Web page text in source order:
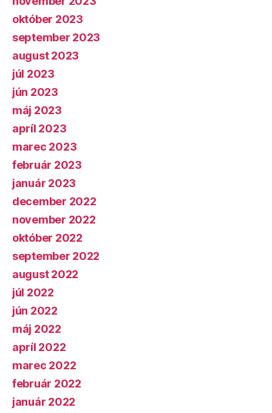
október 2023
september 2023
august 2023
júl 2023
jún 2023
máj 2023
apríl 2023
marec 2023
február 2023
január 2023
december 2022
november 2022
október 2022
september 2022
august 2022
júl 2022
jún 2022
máj 2022
apríl 2022
marec 2022
február 2022
január 2022